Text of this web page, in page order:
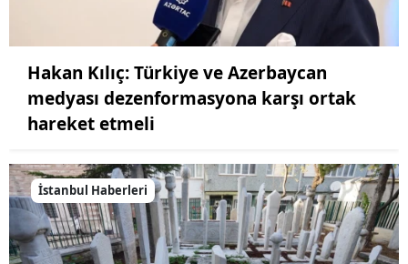
Hakan Kılıç: Türkiye ve Azerbaycan
medyası dezenformasyona karşı ortak
hareket etmeli
İstanbul Haberleri